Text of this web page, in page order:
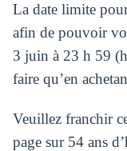
La date limite
afin de pouvoir
3 juin à 23 h 59
faire qu’en
Veuillez franchir
page sur 54 ans